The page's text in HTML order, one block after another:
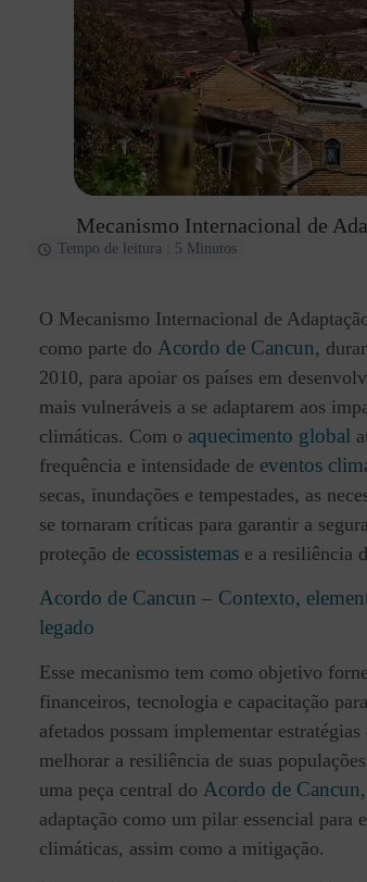
Mecanismo Internacional de
Tempo de leitura : 5 Minutos
O Mecanismo Internacional de
como parte do Acordo de Cancun,
2010, para apoiar os países em
mais vulneráveis a se adaptarem aos
climáticas. Com o aquecimento global
frequência e intensidade de eventos
secas, inundações e tempestades, as
se tornaram críticas para garantir a
proteção de ecossistemas e a resiliência
Acordo de Cancun – Contexto,
legado
Esse mecanismo tem como objetivo
financeiros, tecnologia e capacitação
afetados possam implementar estratégias
melhorar a resiliência de suas
uma peça central do Acordo de Cancun
adaptação como um pilar essencial para
climáticas, assim como a mitigação.